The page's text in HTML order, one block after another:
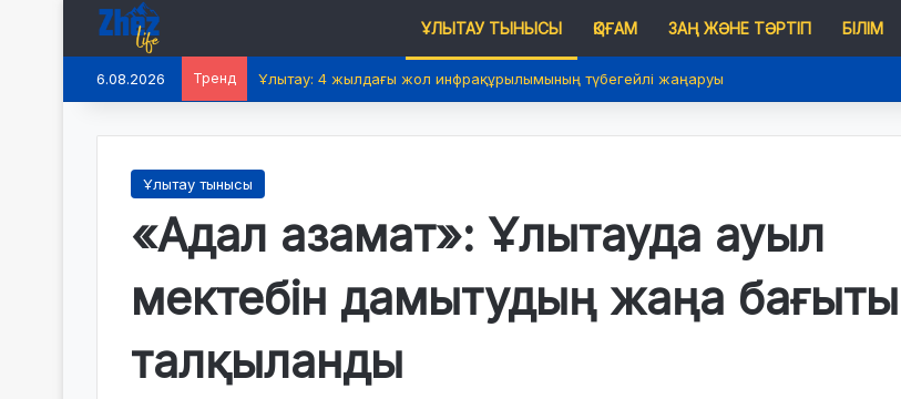
ҰЛЫТАУ ТЫНЫСЫ ҚОҒАМ ЗАҢ ЖӘНЕ ТӘРТІП БІЛІМ
6.08.2026 Тренд Ұлытау: 4 жылдағы жол инфрақұрылымының түбегейлі жаңаруы
Ұлытау тынысы
«Адал азамат»: Ұлытауда ауыл
мектебін дамытудың жаңа бағыты
талқыланды